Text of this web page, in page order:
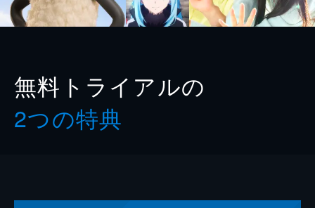
無料トライアルの
2つの特典